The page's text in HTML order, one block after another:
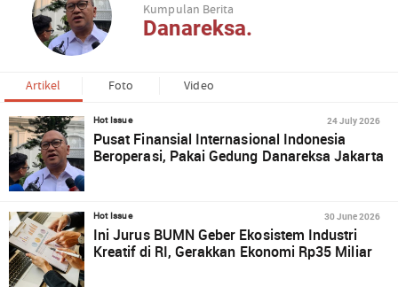
Kumpulan Berita
Danareksa.
Artikel Foto Video
Hot Issue 24 July 2026
Pusat Finansial Internasional Indonesia
Beroperasi, Pakai Gedung Danareksa Jakarta
Hot Issue 30 June 2026
Ini Jurus BUMN Geber Ekosistem Industri
Kreatif di RI, Gerakkan Ekonomi Rp35 Miliar